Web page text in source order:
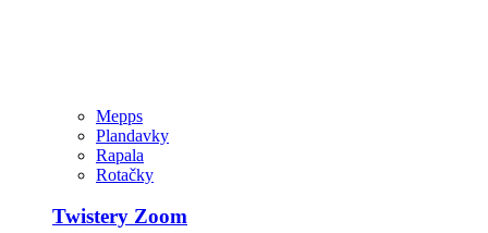
Mepps
Plandavky
Rapala
Rotačky
Twistery Zoom